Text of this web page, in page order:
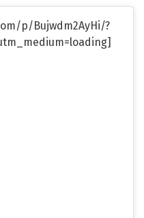
p/Bujwdm2AyHi/?